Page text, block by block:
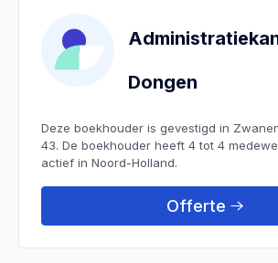
Dongen
Deze boekhouder is gevestigd in
43. De boekhouder heeft 4 tot 4
actief in Noord-Holland.
Offerte